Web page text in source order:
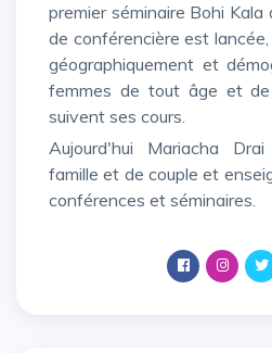
premier séminaire Bohi
de conférencière est lancée,
géographiquement et
femmes de tout âge et
suivent ses cours.
Aujourd'hui Mariacha Drai est thérapeute de
famille et de couple et
conférences et séminaires.